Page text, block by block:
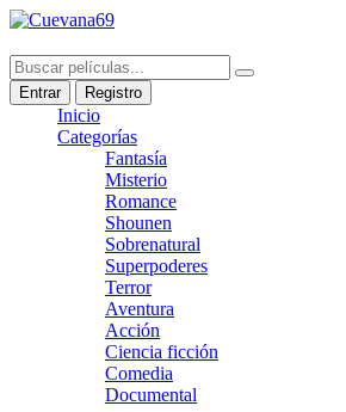
Entrar Registro
Inicio
Categorías
Fantasía
Misterio
Romance
Shounen
Sobrenatural
Superpoderes
Terror
Aventura
Acción
Ciencia ficción
Comedia
Documental